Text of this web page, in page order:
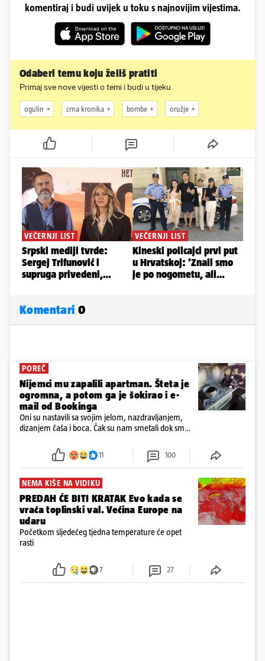
komentiraj i budi uvijek u toku s najnovijim vijestima.
Odaberi temu koju želiš pratiti
Primaj sve nove vijesti o temi i budi u tijeku
ogulin crna kronika bombe oružje
Komentari 0
POREČ
Nijemci mu zapalili apartman. Šteta je
ogromna, a potom ga je šokirao i e-
mail od Bookinga
Oni su nastavili sa svojim jelom, nazdravljanjem,
dizanjem čaša i boca. Čak su nam smetali dok smo
požar, rekao je vlasnik
11 100
NEMA KIŠE NA VIDIKU
PREDAH ĆE BITI KRATAK Evo kada se
vraća toplinski val. Većina Europe na
udaru
Početkom sljedećeg tjedna temperature će opet
rasti
7 27